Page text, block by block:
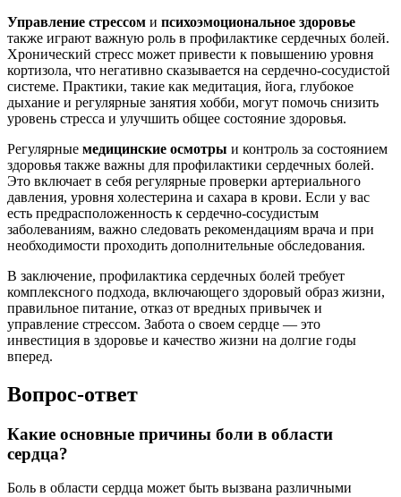
Управление стрессом и психоэмоциональное здоровье
также играют важную роль в профилактике сердечных болей.
Хронический стресс может привести к повышению уровня
кортизола, что негативно сказывается на сердечно-сосудистой
системе. Практики, такие как медитация, йога, глубокое
дыхание и регулярные занятия хобби, могут помочь снизить
уровень стресса и улучшить общее состояние здоровья.
Регулярные медицинские осмотры и контроль за состоянием
здоровья также важны для профилактики сердечных болей.
Это включает в себя регулярные проверки артериального
давления, уровня холестерина и сахара в крови. Если у вас
есть предрасположенность к сердечно-сосудистым
заболеваниям, важно следовать рекомендациям врача и при
необходимости проходить дополнительные обследования.
В заключение, профилактика сердечных болей требует
комплексного подхода, включающего здоровый образ жизни,
правильное питание, отказ от вредных привычек и
управление стрессом. Забота о своем сердце — это
инвестиция в здоровье и качество жизни на долгие годы
вперед.
Вопрос-ответ
Какие основные причины боли в области
сердца?
Боль в области сердца может быть вызвана различными